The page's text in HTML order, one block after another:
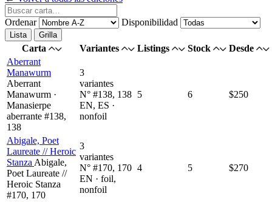
Ordenar Disponibilidad
Lista Grilla
Carta Variantes Listings Stock
Desde
Aberrant
Manawurm
Aberrant
Manawurm ·
Manasierpe
aberrante #138,
138
3
variantes
N° #138, 138
EN, ES ·
nonfoil
5 6 $250
Abigale, Poet
Laureate // Heroic
Stanza Abigale,
Poet Laureate //
Heroic Stanza
#170, 170
3
variantes
N° #170, 170
EN · foil,
nonfoil
4 5 $270